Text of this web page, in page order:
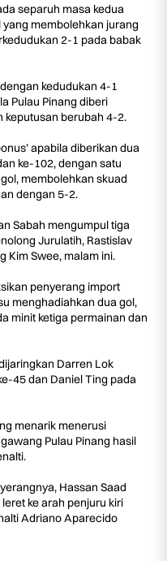
separuh masa kedua
membolehkan jurang
2-1 pada babak
kedudukan 4-1
Pulau Pinang diberi
keputusan berubah 4-2.
apabila diberikan dua
ke-102, dengan satu
membolehkan skuad
dengan 5-2.
Sabah mengumpul tiga
Jurulatih, Rastislav
Kim Swee, malam ini.
penyerang import
menghadiahkan dua gol,
minit ketiga permainan dan
Darren Lok
45 dan Daniel Ting pada
menarik menerusi
Pulau Pinang hasil
Hassan Saad
ke arah penjuru kiri
Adriano Aparecido